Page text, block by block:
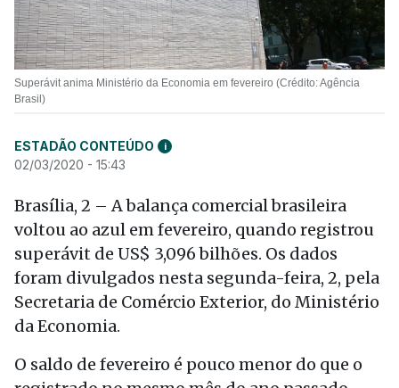
Superávit anima Ministério da Economia em fevereiro (Crédito: Agência
Brasil)
ESTADÃO CONTEÚDO i
02/03/2020 - 15:43
Brasília, 2 – A balança comercial brasileira
voltou ao azul em fevereiro, quando registrou
superávit de US$ 3,096 bilhões. Os dados
foram divulgados nesta segunda-feira, 2, pela
Secretaria de Comércio Exterior, do Ministério
da Economia.
O saldo de fevereiro é pouco menor do que o